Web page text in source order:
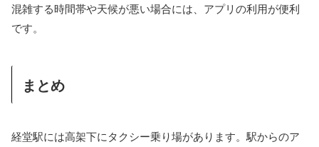
混雑する時間帯や天候が悪い場合には、アプリの利用が便利
です。
まとめ
経堂駅には高架下にタクシー乗り場があります。駅からのア